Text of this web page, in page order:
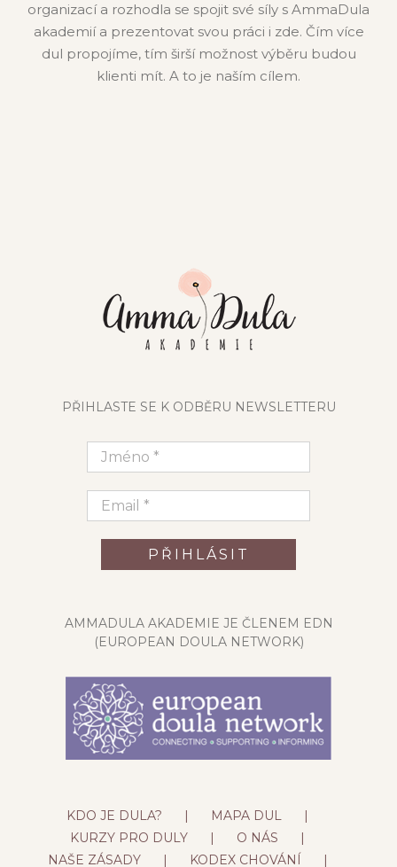
organizací a rozhodla se spojit své síly s AmmaDula
akademií a prezentovat svou práci i zde. Čím více
dul propojíme, tím širší možnost výběru budou
klienti mít. A to je naším cílem.
PŘIHLASTE SE K ODBĚRU NEWSLETTERU
AMMADULA AKADEMIE JE ČLENEM EDN
(EUROPEAN DOULA NETWORK)
KDO JE DULA?
MAPA DUL
KURZY PRO DULY
O NÁS
NAŠE ZÁSADY
KODEX CHOVÁNÍ